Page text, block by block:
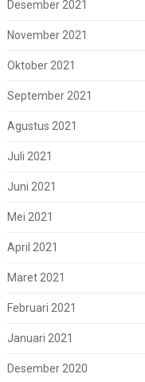
Desember 2021
November 2021
Oktober 2021
September 2021
Agustus 2021
Juli 2021
Juni 2021
Mei 2021
April 2021
Maret 2021
Februari 2021
Januari 2021
Desember 2020